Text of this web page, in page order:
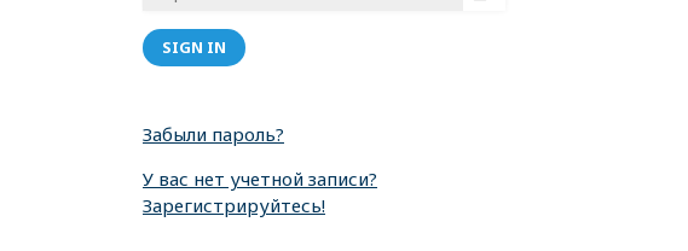
SIGN IN
Забыли пароль?
У вас нет учетной записи?
Зарегистрируйтесь!